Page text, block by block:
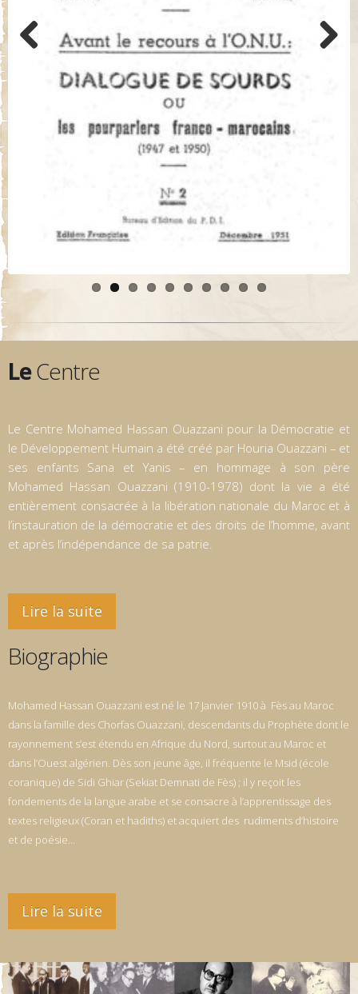
Previo
Next
Le Centre
le Développement Humain a été créé par Houria Ouazzani – et
ses enfants Sana et Yanis – en hommage à son père
Mohamed Hassan Ouazzani (1910-1978) dont la vie a été
entièrement consacrée à la libération nationale du Maroc et à
l’instauration de la démocratie et des droits de l’homme, avant
et après l’indépendance de sa patrie.
Lire la suite
Biographie
dans la famille des Chorfas Ouazzani, descendants du Prophète dont le
rayonnement s’est étendu en Afrique du Nord, surtout au Maroc et
dans l’Ouest algérien. Dès son jeune âge, il fréquente le Msid (école
coranique) de Sidi Ghiar (Sekiat Demnati de Fès) ; il y reçoit les
fondements de la langue arabe et se consacre à l’apprentissage des
textes religieux (Coran et hadiths) et acquiert des rudiments d’histoire
et de poésie…
Lire la suite